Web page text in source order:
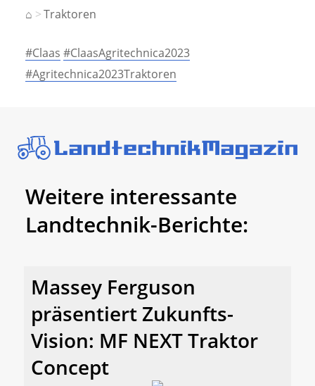
⌂ Traktoren
#Claas #ClaasAgritechnica2023
#Agritechnica2023Traktoren
Weitere interessante
Landtechnik-Berichte:
Massey Ferguson
präsentiert Zukunfts-
Vision: MF NEXT Traktor
Concept